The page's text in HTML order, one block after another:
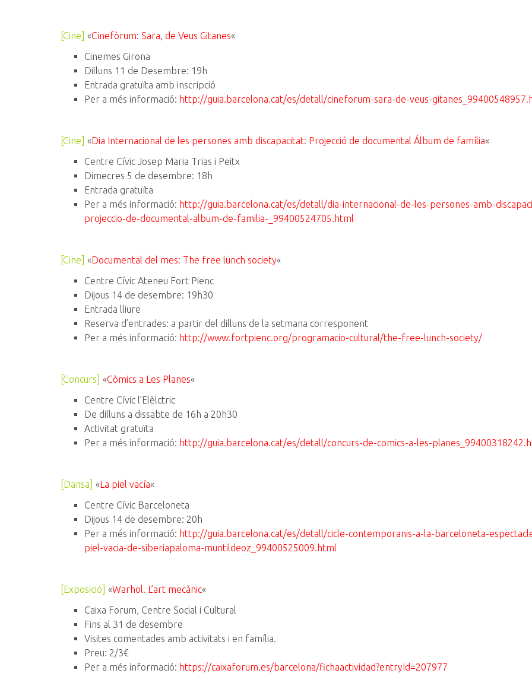
[Cine] «Cinefòrum: Sara, de Veus Gitanes«
Cinemes Girona
Dilluns 11 de Desembre: 19h
Entrada gratuïta amb inscripció
Per a més informació: http://guia.barcelona.cat/es/detall/cineforum-sara-de-veus-
[Cine] «Dia Internacional de les persones amb discapacitat: Projecció de documental Álbum de família«
Centre Cívic Josep Maria Trias i Peitx
Dimecres 5 de desembre: 18h
Entrada gratuïta
Per a més informació: http://guia.barcelona.cat/es/detall/dia-internacional-de-les-persones-amb-
projeccio-de-documental-album-de-familia-_99400524705.html
[Cine] «Documental del mes: The free lunch society«
Centre Cívic Ateneu Fort Pienc
Dijous 14 de desembre: 19h30
Entrada lliure
Reserva d’entrades: a partir del dilluns de la setmana corresponent
Per a més informació: http://www.fortpienc.org/programacio-cultural/the-free-lunch-society/
[Concurs] «Còmics a Les Planes«
Centre Cívic l’Elèlctric
De dilluns a dissabte de 16h a 20h30
Activitat gratuïta
Per a més informació: http://guia.barcelona.cat/es/detall/concurs-de-comics-a-les-
[Dansa] «La piel vacía«
Centre Cívic Barceloneta
Dijous 14 de desembre: 20h
Per a més informació: http://guia.barcelona.cat/es/detall/cicle-contemporanis-a-la-barceloneta-
piel-vacia-de-siberiapaloma-muntildeoz_99400525009.html
[Exposició] «Warhol. L’art mecànic«
Caixa Forum, Centre Social i Cultural
Fins al 31 de desembre
Visites comentades amb activitats i en família.
Preu: 2/3€
Per a més informació: https://caixaforum.es/barcelona/fichaactividad?entryId=207977